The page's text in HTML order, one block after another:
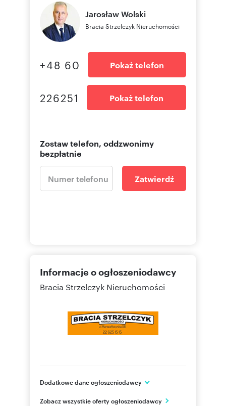
JarosławWolski
Bracia Strzelczyk Nieruchomości
+48 60 Pokaż telefon
226251 Pokaż telefon
Zostaw telefon, oddzwonimy
bezpłatnie
Zatwierdź
Informacje o ogłoszeniodawcy
Bracia Strzelczyk Nieruchomości
Dodatkowe dane ogłoszeniodawcy
Warszawa
Zobacz wszystkie oferty ogłoszeniodawcy